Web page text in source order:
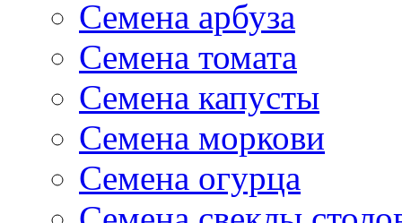
Семена арбуза
Семена томата
Семена капусты
Семена моркови
Семена огурца